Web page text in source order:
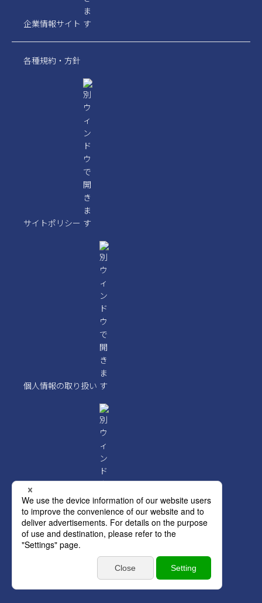
企業情報サイト
各種規約・方針
サイトポリシー
個人情報の取り扱い
クレジットポリシー
Copyright © Orient Corporation. All Rights Reserved.